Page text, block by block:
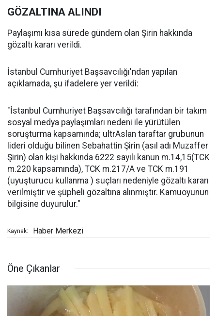
GÖZALTINA ALINDI
Paylaşımı kısa sürede gündem olan Şirin hakkında
gözaltı kararı verildi.
İstanbul Cumhuriyet Başsavcılığı'ndan yapılan
açıklamada, şu ifadelere yer verildi:
"İstanbul Cumhuriyet Başsavcılığı tarafından bir takım
sosyal medya paylaşımları nedeni ile yürütülen
soruşturma kapsamında; ultrAslan taraftar grubunun
lideri olduğu bilinen Sebahattin Şirin (asıl adı Muzaffer
Şirin) olan kişi hakkında 6222 sayılı kanun m.14,15(TCK
m.220 kapsamında), TCK m.217/A ve TCK m.191
(uyuşturucu kullanma ) suçları nedeniyle gözaltı kararı
verilmiştir ve şüpheli gözaltına alınmıştır. Kamuoyunun
bilgisine duyurulur."
Kaynak: Haber Merkezi
Öne Çıkanlar